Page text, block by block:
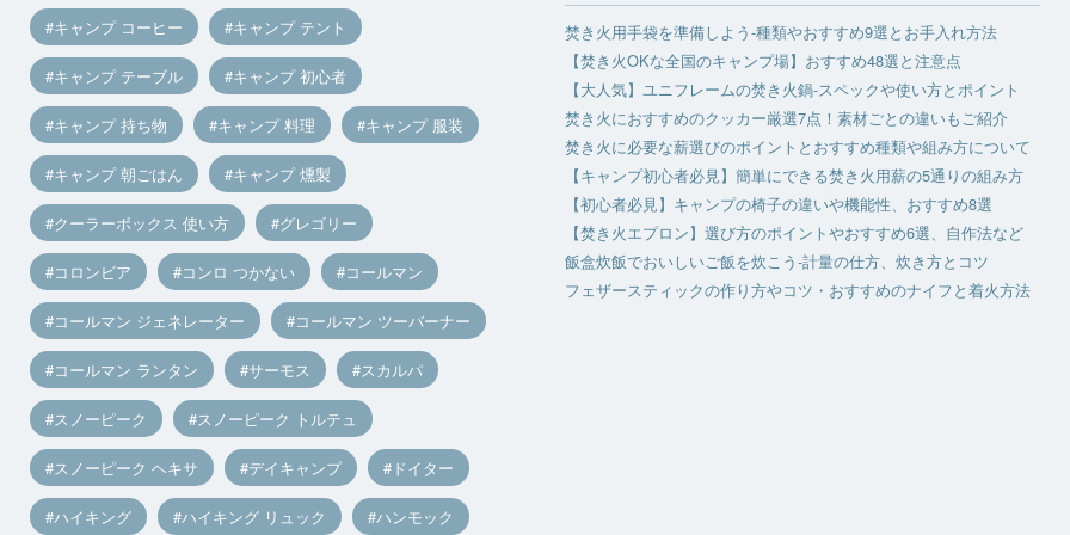
キャンプ コーヒー キャンプ テント
キャンプ テーブル キャンプ 初心者
キャンプ 持ち物 キャンプ 料理 キャンプ 服装
キャンプ 朝ごはん キャンプ 燻製
クーラーボックス 使い方 グレゴリー
コロンビア コンロ つかない コールマン
コールマン ジェネレーター コールマン ツーバーナー
コールマン ランタン サーモス スカルパ
スノーピーク スノーピーク トルテュ
スノーピーク ヘキサ デイキャンプ ドイター
ハイキング ハイキング リュック ハンモック
焚き火用手袋を準備しよう-種類やおすすめ9選とお手入れ方法
【焚き火OKな全国のキャンプ場】おすすめ48選と注意点
【大人気】ユニフレームの焚き火鍋-スペックや使い方とポイント
焚き火におすすめのクッカー厳選7点！素材ごとの違いもご紹介
焚き火に必要な薪選びのポイントとおすすめ種類や組み方について
【キャンプ初心者必見】簡単にできる焚き火用薪の5通りの組み方
【初心者必見】キャンプの椅子の違いや機能性、おすすめ8選
【焚き火エプロン】選び方のポイントやおすすめ6選、自作法など
飯盒炊飯でおいしいご飯を炊こう-計量の仕方、炊き方とコツ
フェザースティックの作り方やコツ・おすすめのナイフと着火方法